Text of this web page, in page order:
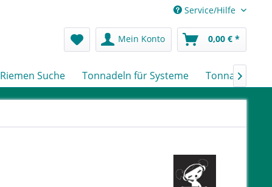
Service/Hilfe
Mein Konto 0,00 € *
Riemen Suche Tonnadeln für Systeme Tonnadeln
